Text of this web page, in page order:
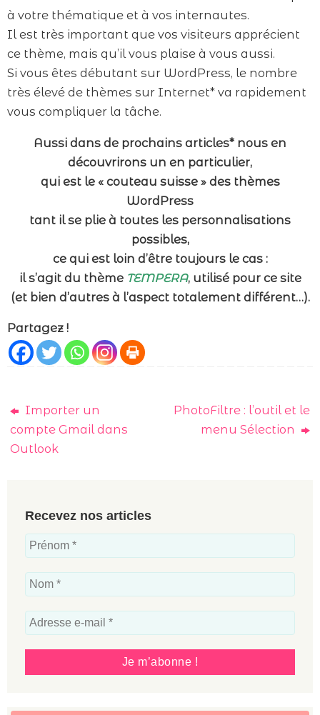
à votre thématique et à vos internautes.
Il est très important que vos visiteurs apprécient
ce thème, mais qu’il vous plaise à vous aussi.
Si vous êtes débutant sur WordPress, le nombre
très élevé de thèmes sur Internet* va rapidement
vous compliquer la tâche.
Aussi dans de prochains articles* nous en
découvrirons un en particulier,
qui est le « couteau suisse » des thèmes
WordPress
tant il se plie à toutes les personnalisations
possibles,
ce qui est loin d’être toujours le cas :
il s’agit du thème TEMPERA, utilisé pour ce site
(et bien d’autres à l’aspect totalement différent…).
Partagez !
Importer un
compte Gmail dans
Outlook
PhotoFiltre : l’outil et le
menu Sélection
Recevez nos articles